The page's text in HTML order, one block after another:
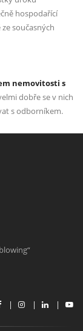
hospodařící
současných
nemovitosti s
dobře se v nich
s odborníkem.
| | |